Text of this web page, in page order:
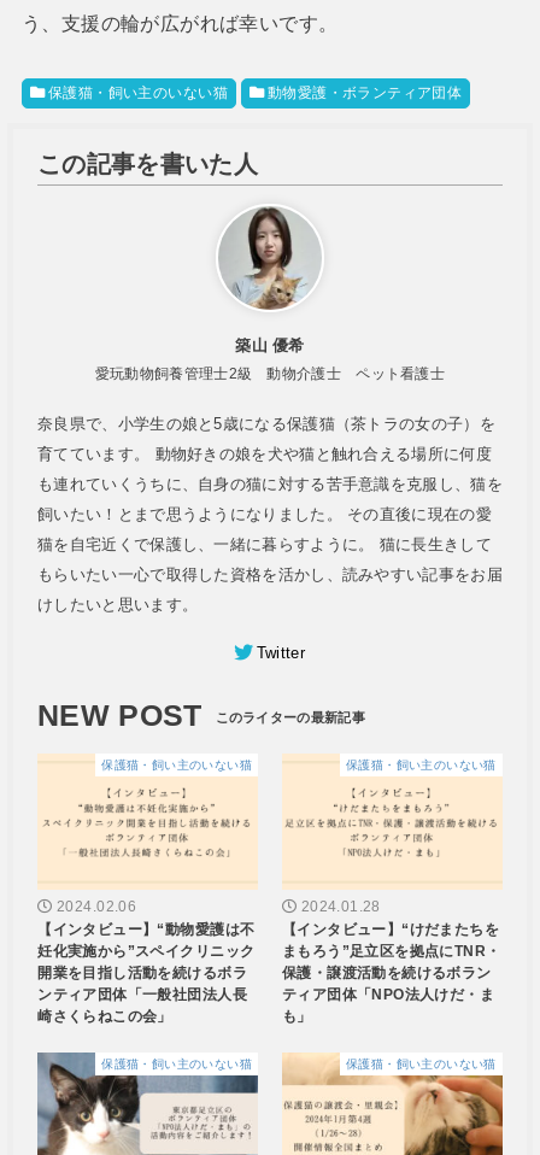
う、支援の輪が広がれば幸いです。
保護猫・飼い主のいない猫 動物愛護・ボランティア団体
この記事を書いた人
築山 優希
愛玩動物飼養管理士2級 動物介護士 ペット看護士
奈良県で、小学生の娘と5歳になる保護猫（茶トラの女の子）を
育てています。 動物好きの娘を犬や猫と触れ合える場所に何度
も連れていくうちに、自身の猫に対する苦手意識を克服し、猫を
飼いたい！とまで思うようになりました。 その直後に現在の愛
猫を自宅近くで保護し、一緒に暮らすように。 猫に長生きして
もらいたい一心で取得した資格を活かし、読みやすい記事をお届
けしたいと思います。
Twitter
NEW POST
保護猫・飼い主のいない猫
2024.02.06
【インタビュー】“動物愛護は不
妊化実施から”スペイクリニック
開業を目指し活動を続けるボラ
ンティア団体「一般社団法人長
崎さくらねこの会」
保護猫・飼い主のいない猫
2024.01.28
【インタビュー】“けだまたちを
まもろう”足立区を拠点にTNR・
保護・譲渡活動を続けるボラン
ティア団体「NPO法人けだ・ま
も」
保護猫・飼い主のいない猫 保護猫・飼い主のいない猫